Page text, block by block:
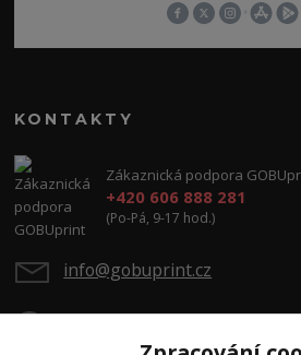
KONTAKTY
Zákaznická podpora
+420 606 888 281
(Po-Pá, 9-17 hod.)
info@gobuprint.cz